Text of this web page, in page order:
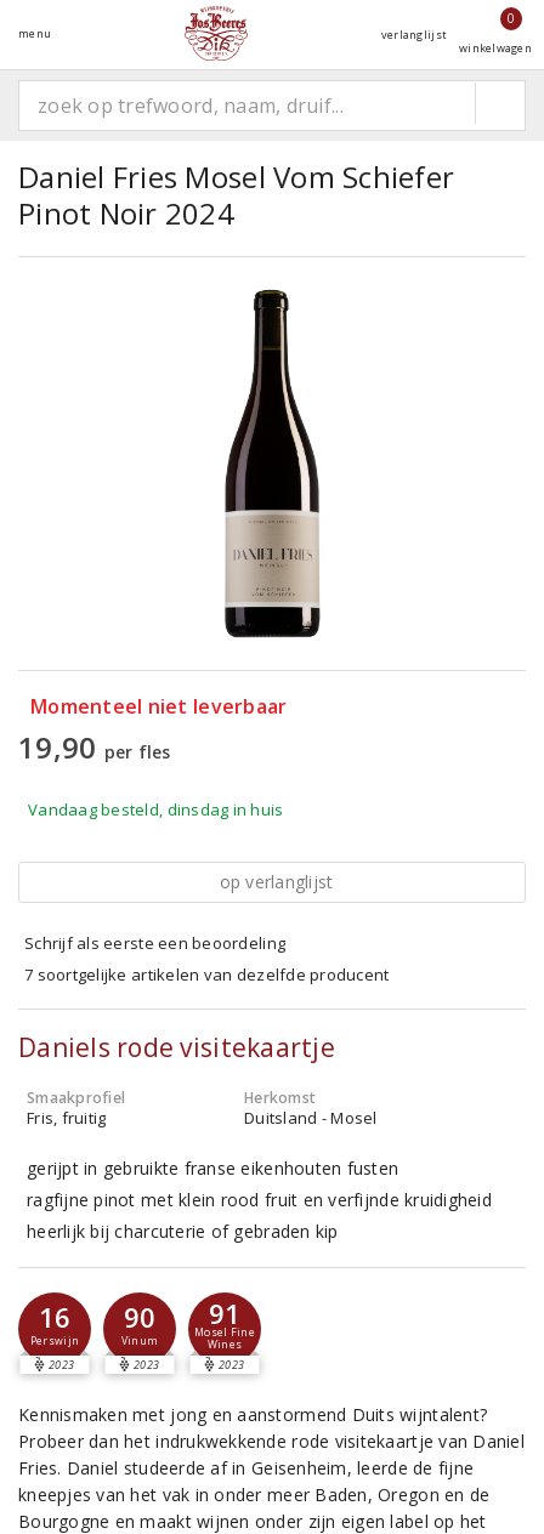
menu verlanglijst
0
winkelwagen
Daniel Fries Mosel Vom Schiefer
Pinot Noir 2024
Momenteel niet leverbaar
19,90 per fles
Vandaag besteld, dinsdag in huis
op verlanglijst
Schrijf als eerste een beoordeling
7 soortgelijke artikelen van dezelfde producent
Daniels rode visitekaartje
Smaakprofiel
Fris, fruitig
Herkomst
Duitsland - Mosel
gerijpt in gebruikte franse eikenhouten fusten
ragfijne pinot met klein rood fruit en verfijnde kruidigheid
heerlijk bij charcuterie of gebraden kip
16
Perswijn
2023
90
Vinum
2023
91
Mosel Fine
Wines
2023
Kennismaken met jong en aanstormend Duits wijntalent?
Probeer dan het indrukwekkende rode visitekaartje van Daniel
Fries. Daniel studeerde af in Geisenheim, leerde de fijne
kneepjes van het vak in onder meer Baden, Oregon en de
Bourgogne en maakt wijnen onder zijn eigen label op het